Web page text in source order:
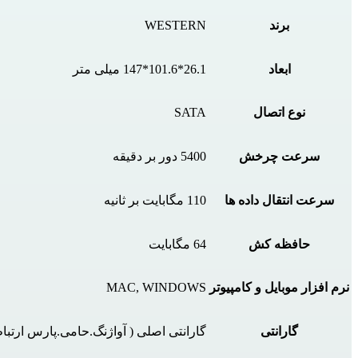
برند WESTERN
ابعاد 26.1*101.6*147 میلی متر
نوع اتصال SATA
سرعت چرخش 5400 دور بر دقیقه
سرعت انتقال داده ها 110 مگابایت بر ثانیه
حافظه کش 64 مگابایت
نرم افزار موبایل و کامپیوتر MAC, WINDOWS
گارانتی گارانتی اصلی ( آواژنگ.حامی.پارس